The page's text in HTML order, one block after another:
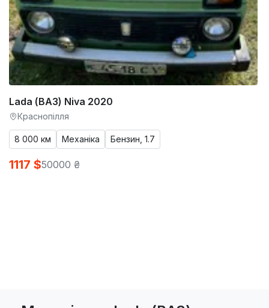
Lada (ВАЗ) Niva 2020
Краснопілля
8 000 км Механіка Бензин, 1.7
1117 $50000 ₴